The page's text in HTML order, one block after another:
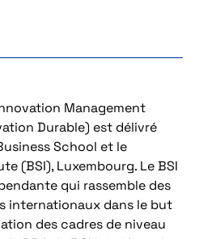
Management
Durable) est délivré
School et le
(BSI), Luxembourg. Le BSI
qui rassemble des
internationaux dans le but
des cadres de niveau